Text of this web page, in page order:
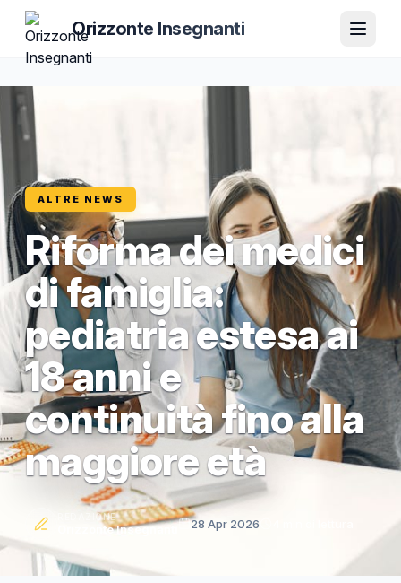
Orizzonte Insegnanti
ALTRE NEWS
Riforma dei medici
di famiglia:
pediatria estesa ai
18 anni e
continuità fino alla
maggiore età
REDAZIONE
Orizzonte Insegnanti 28 Apr 2026